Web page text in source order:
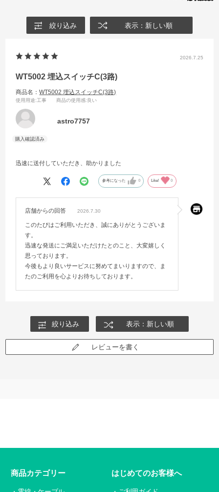
絞り込み 表示：新しい順
2026.7.25
WT5002 埋込スイッチC(3路)
商品名：WT5002 埋込スイッチC(3路)
使用用途:工事 商品の使用感:良い
astro7757
迅速に送付していただき、助かりました
参考になった 0 Like! 0
店舗からの回答 2026.7.30
このたびはご利用いただき、誠にありがとうございま
す。
迅速な発送にご満足いただけたとのこと、大変嬉しく
思っております。
今後もより良いサービスに努めてまいりますので、ま
たのご利用を心よりお待ちしております。
絞り込み 表示：新しい順
レビューを書く
商品カテゴリー はじめてのお客様へ